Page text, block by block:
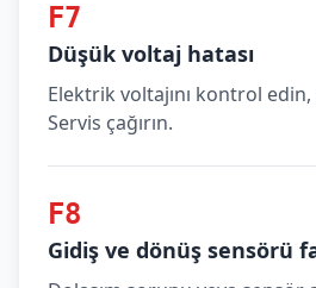
F7
Düşük voltaj hatası
Elektrik voltajını kontrol
Servis çağırın.
F8
Gidiş ve dönüş sensörü